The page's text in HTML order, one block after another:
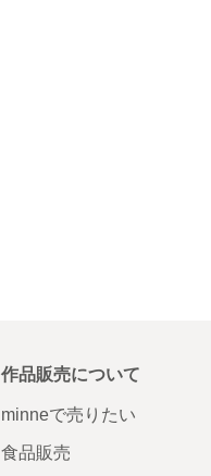
作品販売について
minneで売りたい
食品販売